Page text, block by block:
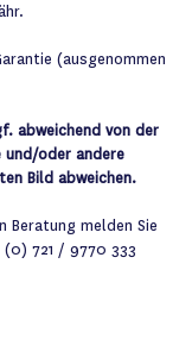
(ausgenommen
abweichend von der
und/oder andere
Bild abweichen.
Beratung melden Sie
721 / 9770 333